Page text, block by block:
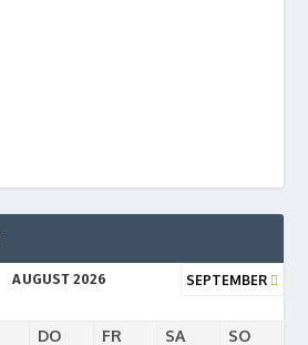
AUGUST 2026 SEPTEMBER
DO FR SA SO